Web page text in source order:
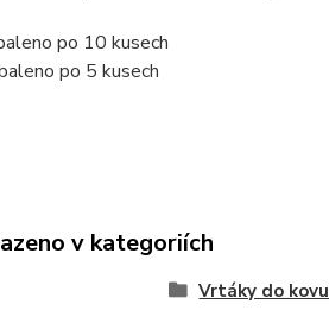
po 10 kusech
po 5 kusech
v kategoriích
Vrtáky do kovu